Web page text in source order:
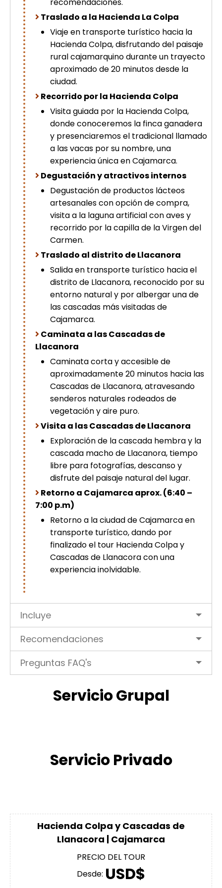
picchu
Tour de lujo Cusco 8 dias
Machupicchu + Hotel 4*
Tour Tiahuanaco desde Puno 1 día-
Puerta del Sol & Bolivia
Tour Uros Taquile 1 día | Salidas
desde Puno
Traslado a la Hacienda La Colpa
Viaje en transporte turístico hacia la
Hacienda Colpa, disfrutando del paisaje
rural cajamarquino durante un trayecto
aproximado de 20 minutos desde la
ciudad.
Recorrido por la Hacienda Colpa
Visita guiada por la Hacienda Colpa,
donde conoceremos la finca ganadera
y presenciaremos el tradicional llamado
a las vacas por su nombre, una
experiencia única en Cajamarca.
Degustación y atractivos internos
Degustación de productos lácteos
artesanales con opción de compra,
visita a la laguna artificial con aves y
recorrido por la capilla de la Virgen del
Carmen.
Traslado al distrito de Llacanora
Salida en transporte turístico hacia el
distrito de Llacanora, reconocido por su
entorno natural y por albergar una de
las cascadas más visitadas de
Cajamarca.
Caminata a las Cascadas de
Llacanora
Caminata corta y accesible de
aproximadamente 20 minutos hacia las
Cascadas de Llacanora, atravesando
senderos naturales rodeados de
vegetación y aire puro.
Visita a las Cascadas de Llacanora
Exploración de la cascada hembra y la
cascada macho de Llacanora, tiempo
libre para fotografías, descanso y
disfrute del paisaje natural del lugar.
Retorno a Cajamarca aprox. (6:40 –
7:00 p.m)
Retorno a la ciudad de Cajamarca en
transporte turístico, dando por
finalizado el tour Hacienda Colpa y
Cascadas de Llanacora con una
experiencia inolvidable.
Incluye
Recomendaciones
Preguntas FAQ's
Servicio Grupal
Servicio Privado
Hacienda Colpa y Cascadas de
Llanacora | Cajamarca
PRECIO DEL TOUR
Desde: USD$